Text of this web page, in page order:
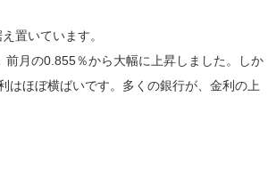
置いています。
月の0.855％から大幅に上昇しました。しか
はほぼ横ばいです。多くの銀行が、金利の上